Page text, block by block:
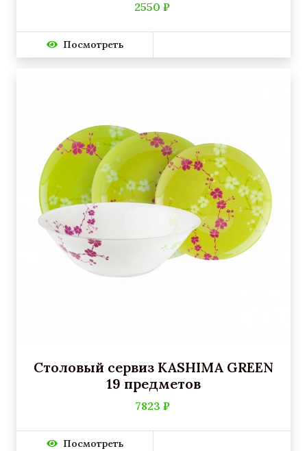
2550 ₽
Посмотреть
Столовый сервиз KASHIMA GREEN
19 предметов
7823 ₽
Посмотреть